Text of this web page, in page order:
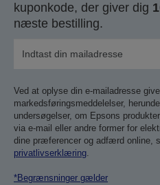
kuponkode, der giver dig
næste bestilling.
Ved at oplyse din e-mailadresse
markedsføringsmeddelelser,
undersøgelser, om Epsons
via e-mail eller andre former for
dine præferencer og adfærd online,
privatlivserklæring.
*Begrænsninger gælder